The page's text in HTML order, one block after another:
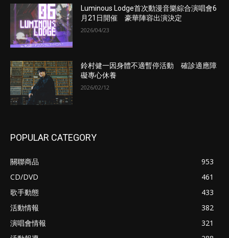
Luminous Lodge首次動漫音樂綜合演唱會6
月21日開催 豪華陣容出演決定
2026/04/23
鈴村健一因身體不適暫停活動 確診適應障
礙專心休養
2026/02/12
POPULAR CATEGORY
關聯商品
953
CD/DVD
461
歌手動態
433
活動情報
382
演唱會情報
321